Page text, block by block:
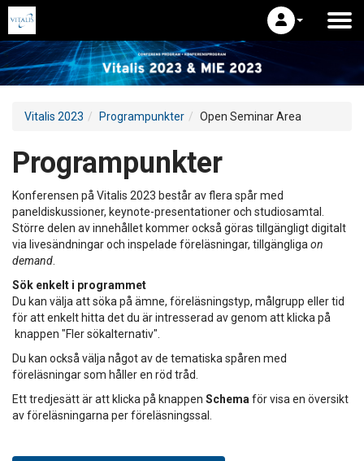
Vitalis 2023 Programpunkter Open Seminar Area
Programpunkter
Konferensen på Vitalis 2023 består av flera spår med
paneldiskussioner, keynote-presentationer och studiosamtal.
Större delen av innehållet kommer också göras tillgängligt digitalt
via livesändningar och inspelade föreläsningar, tillgängliga on
demand
Sök enkelt i programmet
Du kan välja att söka på ämne, föreläsningstyp, målgrupp eller tid
för att enkelt hitta det du är intresserad av genom att klicka på
knappen "Fler sökalternativ".
Du kan också välja något av de tematiska spåren med
föreläsningar som håller en röd tråd.
Ett tredjesätt är att klicka på knappen Schema för visa en översikt
av föreläsningarna per föreläsningssal.